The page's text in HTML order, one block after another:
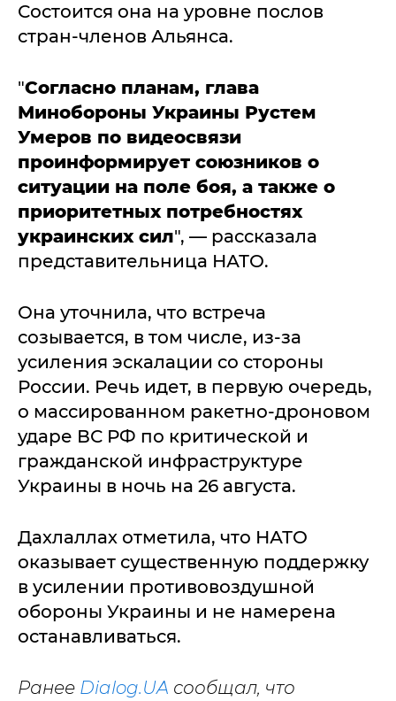
Состоится она на уровне послов
стран-членов Альянса.
"Согласно планам, глава
Минобороны Украины Рустем
Умеров по видеосвязи
проинформирует союзников о
ситуации на поле боя, а также о
приоритетных потребностях
украинских сил", — рассказала
представительница НАТО.
Она уточнила, что встреча
созывается, в том числе, из-за
усиления эскалации со стороны
России. Речь идет, в первую очередь,
о массированном ракетно-дроновом
ударе ВС РФ по критической и
гражданской инфраструктуре
Украины в ночь на 26 августа.
Дахлаллах отметила, что НАТО
оказывает существенную поддержку
в усилении противовоздушной
обороны Украины и не намерена
останавливаться.
Ранее Dialog.UA сообщал, что